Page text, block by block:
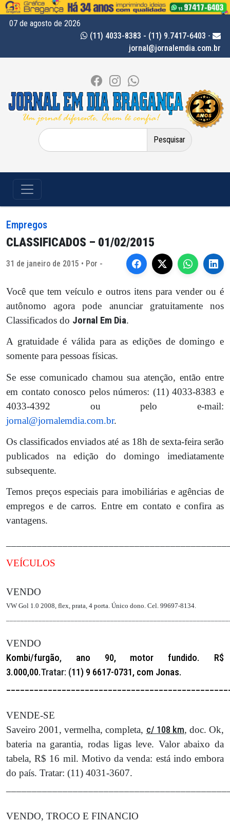
07 de agosto de 2026
(11) 4033-8383 - (11) 9.7417-6403 -
jornal@jornalemdia.com.br
Pesquisar
por:
Empregos
CLASSIFICADOS – 01/02/2015
31 de janeiro de 2015 • Por -
Você que tem veículo e outros itens para vender ou é
autônomo agora pode anunciar gratuitamente nos
Classificados do Jornal Em Dia.
A gratuidade é válida para as edições de domingo e
somente para pessoas físicas.
Se esse comunicado chamou sua atenção, então entre
em contato conosco pelos números: (11) 4033-8383 e
4033-4392 ou pelo e-mail:
jornal@jornalemdia.com.br.
Os classificados enviados até as 18h de sexta-feira serão
publicados na edição do domingo imediatamente
subsequente.
Temos preços especiais para imobiliárias e agências de
empregos e de carros. Entre em contato e confira as
vantagens.
VEÍCULOS
VENDO
VW Gol 1.0 2008, flex, prata, 4 porta. Único dono. Cel. 99697-8134.
VENDO
Kombi/furgão, ano 90, motor fundido.
R$
3.000,00.Tratar: (11) 9 6617-0731, com Jonas.
VENDE-SE
Saveiro 2001, vermelha, completa, c/ 108 km, doc. Ok,
bateria na garantia, rodas ligas leve. Valor abaixo da
tabela, R$ 16 mil. Motivo da venda: está indo embora
do país. Tratar: (11) 4031-3607.
VENDO, TROCO E FINANCIO